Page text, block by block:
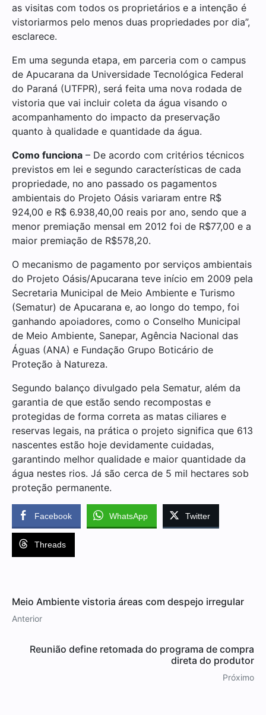
as visitas com todos os proprietários e a intenção é
vistoriarmos pelo menos duas propriedades por dia”,
esclarece.
Em uma segunda etapa, em parceria com o campus
de Apucarana da Universidade Tecnológica Federal
do Paraná (UTFPR), será feita uma nova rodada de
vistoria que vai incluir coleta da água visando o
acompanhamento do impacto da preservação
quanto à qualidade e quantidade da água.
Como funciona – De acordo com critérios técnicos
previstos em lei e segundo características de cada
propriedade, no ano passado os pagamentos
ambientais do Projeto Oásis variaram entre R$
924,00 e R$ 6.938,40,00 reais por ano, sendo que a
menor premiação mensal em 2012 foi de R$77,00 e a
maior premiação de R$578,20.
O mecanismo de pagamento por serviços ambientais
do Projeto Oásis/Apucarana teve início em 2009 pela
Secretaria Municipal de Meio Ambiente e Turismo
(Sematur) de Apucarana e, ao longo do tempo, foi
ganhando apoiadores, como o Conselho Municipal
de Meio Ambiente, Sanepar, Agência Nacional das
Águas (ANA) e Fundação Grupo Boticário de
Proteção à Natureza.
Segundo balanço divulgado pela Sematur, além da
garantia de que estão sendo recompostas e
protegidas de forma correta as matas ciliares e
reservas legais, na prática o projeto significa que 613
nascentes estão hoje devidamente cuidadas,
garantindo melhor qualidade e maior quantidade da
água nestes rios. Já são cerca de 5 mil hectares sob
proteção permanente.
Facebook WhatsApp Twitter
Threads
Meio Ambiente vistoria áreas com despejo irregular
Anterior
Reunião define retomada do programa de compra
direta do produtor
Próximo